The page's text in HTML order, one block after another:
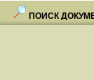
ПОИСК